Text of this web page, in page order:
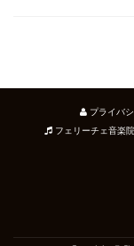
プライバ
フェリーチェ音楽院